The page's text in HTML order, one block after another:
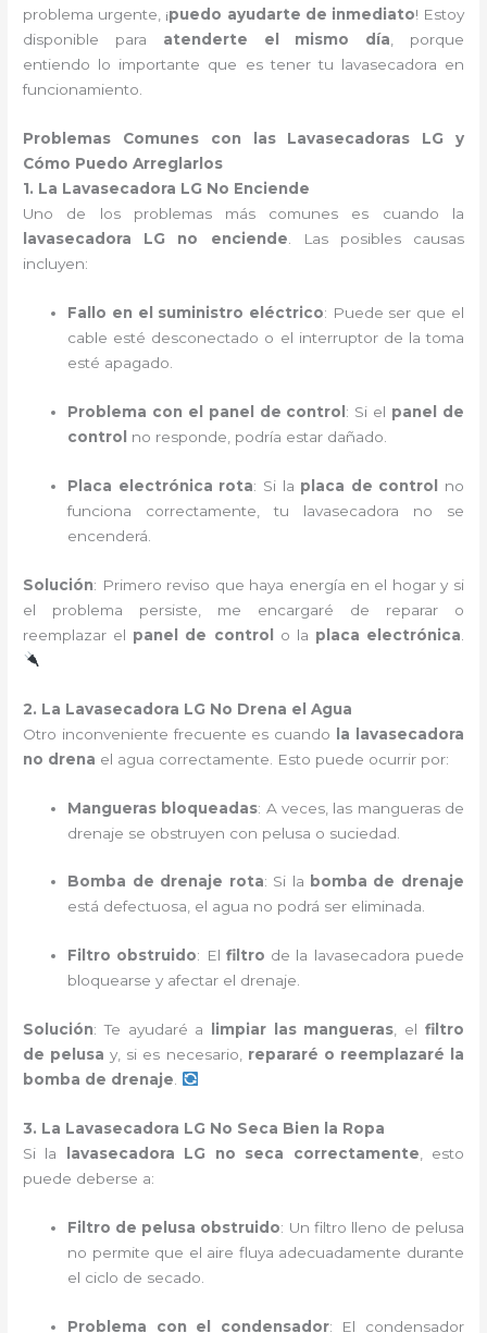
problema urgente, ¡puedo ayudarte de inmediato! Estoy
disponible para atenderte el mismo día, porque
entiendo lo importante que es tener tu lavasecadora en
funcionamiento.
Problemas Comunes con las Lavasecadoras LG y
Cómo Puedo Arreglarlos
1. La Lavasecadora LG No Enciende
Uno de los problemas más comunes es cuando la
lavasecadora LG no enciende. Las posibles causas
incluyen:
Fallo en el suministro eléctrico: Puede ser que el
cable esté desconectado o el interruptor de la toma
esté apagado.
Problema con el panel de control : Si el panel de
control
no responde, podría estar dañado.
Placa electrónica rota: Si la placa de control
no
funciona correctamente, tu lavasecadora no se
encenderá.
Solución: Primero reviso que haya energía en el hogar y si
el problema persiste, me encargaré de reparar o
reemplazar el panel de control o la placa electrónica
2. La Lavasecadora LG No Drena el Agua
Otro inconveniente frecuente es cuando
la lavasecadora
no drena el agua correctamente. Esto puede ocurrir por:
Mangueras bloqueadas: A veces, las mangueras de
drenaje se obstruyen con pelusa o suciedad.
Bomba de drenaje rota: Si la bomba de drenaje
está defectuosa, el agua no podrá ser eliminada.
Filtro obstruido: El filtro de la lavasecadora puede
bloquearse y afectar el drenaje.
Solución: Te ayudaré a limpiar las mangueras , el filtro
de pelusa y, si es necesario, repararé o reemplazaré la
bomba de drenaje
3. La Lavasecadora LG No Seca Bien la Ropa
Si la
lavasecadora LG no seca correctamente , esto
puede deberse a:
Filtro de pelusa obstruido: Un filtro lleno de pelusa
no permite que el aire fluya adecuadamente durante
el ciclo de secado.
Problema con el condensador: El condensador